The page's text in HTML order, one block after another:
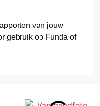
van jouw
gebruik op Funda of